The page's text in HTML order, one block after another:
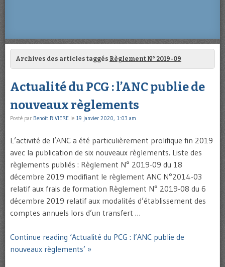
Archives des articles taggés Règlement N° 2019-09
Actualité du PCG : l’ANC publie de
nouveaux règlements
Posté par Benoît RIVIERE le 19 janvier 2020, 1:03 am
L’activité de l’ANC a été particulièrement prolifique fin 2019
avec la publication de six nouveaux règlements. Liste des
règlements publiés : Règlement N° 2019-09 du 18
décembre 2019 modifiant le règlement ANC N°2014-03
relatif aux frais de formation Règlement N° 2019-08 du 6
décembre 2019 relatif aux modalités d’établissement des
comptes annuels lors d’un transfert …
Continue reading ‘Actualité du PCG : l’ANC publie de
nouveaux règlements’ »